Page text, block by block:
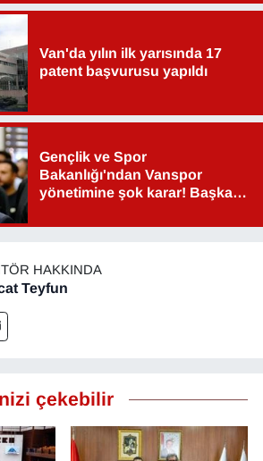
Van'da yılın ilk yarısında 17
patent başvurusu yapıldı
Gençlik ve Spor
Bakanlığı'ndan Vanspor
yönetimine şok karar! Başkan
HAKKINDA
Teyfun
çekebilir